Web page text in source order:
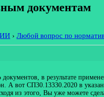
документам
› Любой вопрос по
в результате
А вот СП30.13330.2020 в
этого, Вы уже можете